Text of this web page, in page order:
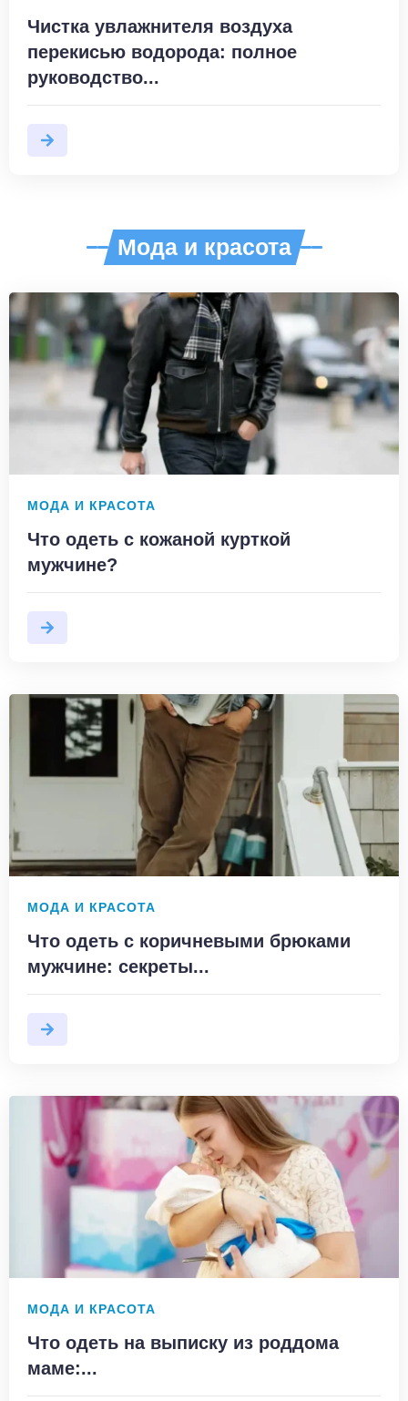
Чистка увлажнителя воздуха
перекисью водорода: полное
руководство...
Мода и красота
МОДА И КРАСОТА
Что одеть с кожаной курткой
мужчине?
МОДА И КРАСОТА
Что одеть с коричневыми брюками
мужчине: секреты...
МОДА И КРАСОТА
Что одеть на выписку из роддома
маме:...